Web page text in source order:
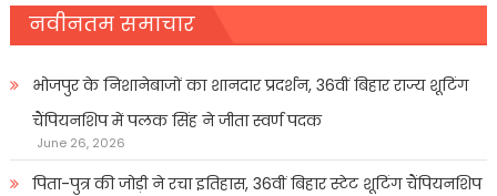
नवीनतम समाचार
भोजपुर के निशानेबाजों का शानदार प्रदर्शन, 36वीं बिहार राज्य शूटिंग
चैंपियनशिप में पलक सिंह ने जीता स्वर्ण पदक
June 26, 2026
पिता-पुत्र की जोड़ी ने रचा इतिहास, 36वीं बिहार स्टेट शूटिंग चैंपियनशिप